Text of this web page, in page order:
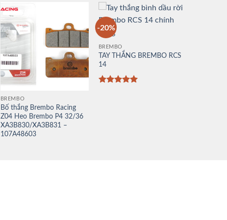
BREMBO
Bố thắng Brembo Racing
Z04 Heo Brembo P4 32/36
XA3B830/XA3B831 –
107A48603
-20%
BREMBO
TAY THẮNG BREMBO RCS
14